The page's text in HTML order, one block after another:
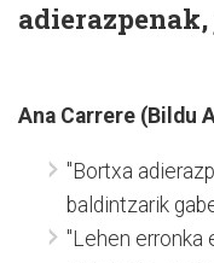
Ana Carrere (Bildu
"Bortxa
baldintzarik
"Lehen erronka